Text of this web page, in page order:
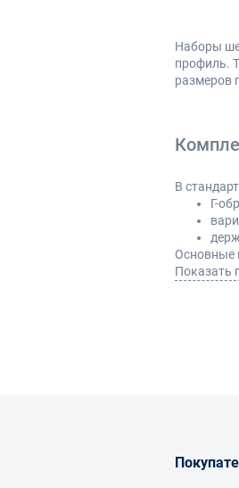
Наборы
профиль.
размеров
В
Г-
Основные
Показать